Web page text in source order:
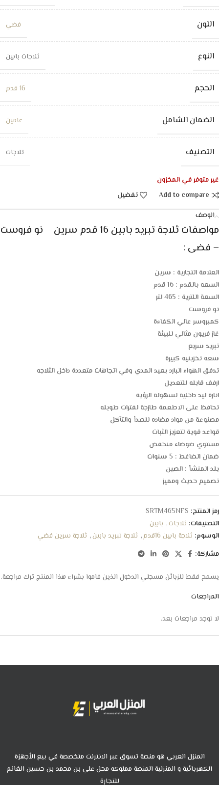
اللون فضي
النوع ثلاجات بابين
الحجم 16 قدم
الضمان الشامل عامين
التصنيف ثلاجات
غير متوفر في المخزون
Add to compare
تفضيل
الوصف
مواصفات
ثلاجة تبريد بابين 16 قدم سرين – نو فروست
– فضى :
العلامة التجارية : سرين
السعه بالقدم : 16 قدم
السعة اللترية : 465 لتر
نو فروست
كمبروسر عالي الكفاءة
غاز فريون مثالي للبيئة
تبريد سريع
سعه تخزينيه كبيرة
تدفق الهواء البارد بعيد المدي وفي اتجاهات متعددة داخل الثلاجه
ارفف قابله للتعديل
انارة ليد داخلية لسهولة الرؤية
تحافظ على الاطعمة طازجة لفترات طويله
مصنوعة من مواد مضاده للصدأ والتآكل
قواعد قوية لتعزيز الثبات
مستوي ضوضاء منخفض
ضمان الضاغط : 5 سنوات
بلد المنشأ : الصين
تصميم حديث ومميز
رمز المنتج: SRTM465NFS
التصنيفات: ثلاجات, بابين
الوسوم: ثلاجة بابين 16قدم , ثلاجة تبريد بابين, ثلاجة سرين فضي
مشاركة:
المراجعات
لا توجد مراجعات بعد.
يسمح فقط للزبائن مسجلي الدخول الذين قاموا بشراء هذا المنتج ترك مراجعة.
المنزل العربي هو منصة تسوق عبر الانترنت متخصصة في بيع الأجهزة
الكهربائية و المنزلية المنصة مملوكه محل علي بن محمد بن حسين الغانم
للتجارة